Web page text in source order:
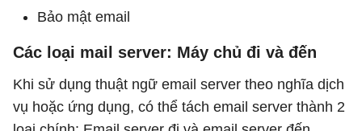
Bảo mật email
Các loại mail server: Máy chủ đi và đến
Khi sử dụng thuật ngữ email server theo nghĩa dịch
vụ hoặc ứng dụng, có thể tách email server thành 2